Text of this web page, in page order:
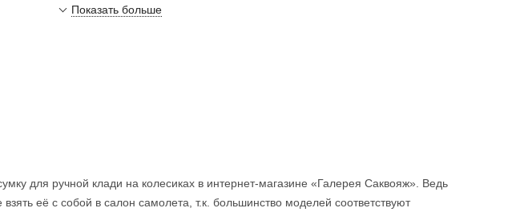
Показать больше
для ручной клади на колесиках в интернет-магазине «Галерея Саквояж». Ведь
её с собой в салон самолета, т.к. большинство моделей соответствуют